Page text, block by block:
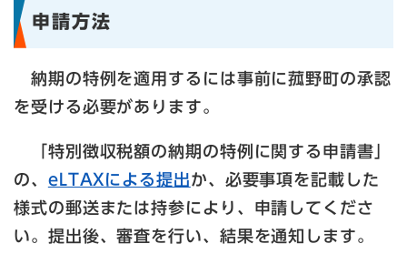
申請方法
納期の特例を適用するには事前に菰野町の承認
を受ける必要があります。
「特別徴収税額の納期の特例に関する申請書」
の、 eLTAXによる提出か、必要事項を記載した
様式の郵送または持参により、申請してくださ
い。提出後、審査を行い、結果を通知します。